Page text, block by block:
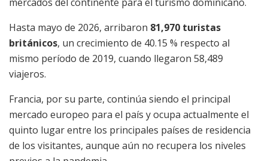
Hasta mayo de 2026, arribaron 81,970 turistas
británicos, un crecimiento de 40.15 % respecto al
mismo período de 2019, cuando llegaron 58,489
viajeros.
Francia, por su parte, continúa siendo el principal
mercado europeo para el país y ocupa actualmente el
quinto lugar entre los principales países de residencia
de los visitantes, aunque aún no recupera los niveles